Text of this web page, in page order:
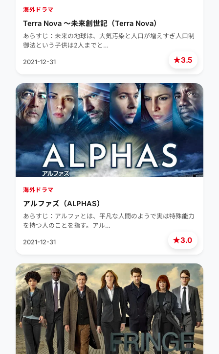
★3.5
海外ドラマ
Terra Nova 〜未来創世記（Terra Nova）
あらすじ：未来の地球は、大気汚染と人口が増えすぎ人口制
御法という子供は2人までと…
2021-12-31
★3.0
海外ドラマ
アルファズ（ALPHAS）
あらすじ：アルファとは、平凡な人間のようで実は特殊能力
を持つ人のことを指す。アル…
2021-12-31